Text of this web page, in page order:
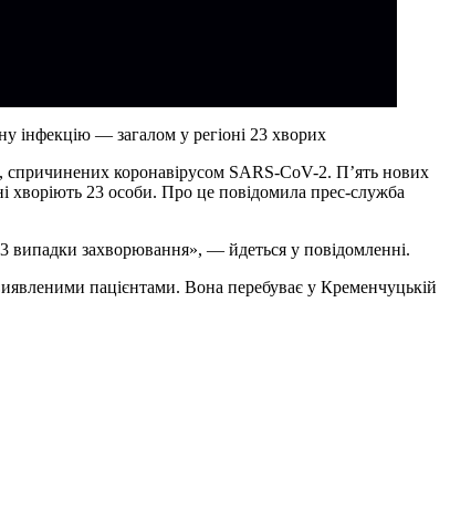
інфекцію — загалом у регіоні 23 хворих
спричинених коронавірусом SARS-CoV-2. П’ять нових
хворіють 23 особи. Про це повідомила прес-служба
випадки захворювання», — йдеться у повідомленні.
пацієнтами. Вона перебуває у Кременчуцькій